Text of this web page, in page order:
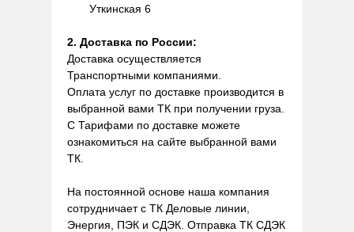
Уткинская 6
2. Доставка по России:
Доставка осуществляется
Транспортными компаниями.
Оплата услуг по доставке производится в
выбранной вами ТК при получении груза.
С Тарифами по доставке можете
ознакомиться на сайте выбранной вами
ТК.
На постоянной основе наша компания
сотрудничает с ТК Деловые линии,
Энергия, ПЭК и СДЭК. Отправка ТК СДЭК